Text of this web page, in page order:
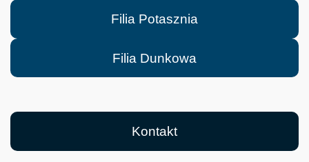
Filia Potasznia
Filia Dunkowa
Kontakt